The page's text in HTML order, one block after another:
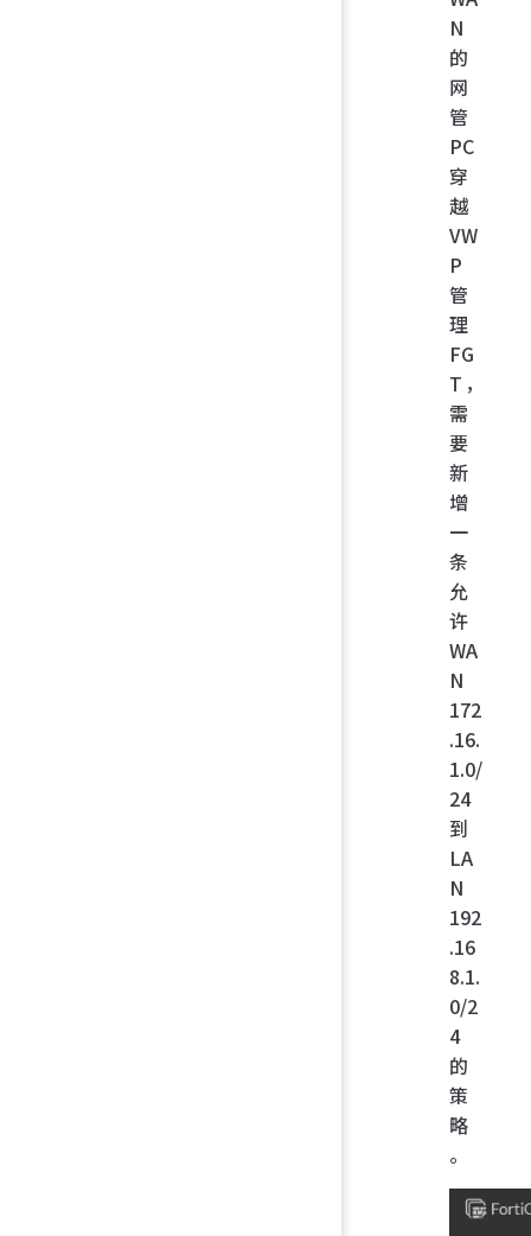
N
的
网
管
PC
穿
越
VW
P
管
理
FG
T，
需
要
新
增
一
条
允
许
WA
N
172
.16.
1.0/
24
到
LA
N
192
.16
8.1.
0/2
4
的
策
略
。